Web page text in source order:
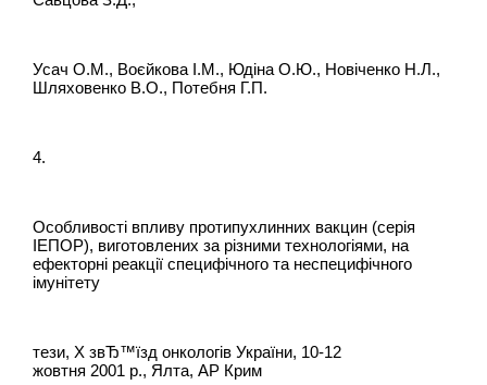
Усач О.М., Воєйкова І.М., Юдіна О.Ю., Новіченко Н.Л.,
Шляховенко В.О., Потебня Г.П.
4.
Особливості впливу протипухлинних вакцин (серія
ІЕПОР), виготовлених за різними технологіями, на
ефекторні реакції специфічного та неспецифічного
імунітету
тези, Х звЂ™їзд онкологів України, 10-12
жовтня 2001 р., Ялта, АР Крим